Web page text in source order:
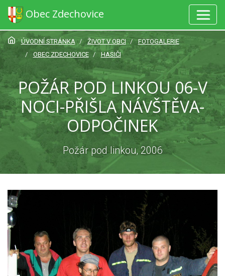
Obec Zdechovice
ÚVODNÍ STRÁNKA ŽIVOT V OBCI
FOTOGALERIE
OBEC ZDECHOVICE
HASIČI
POŽÁR POD LINKOU 06-V
NOCI-PŘIŠLA NÁVŠTĚVA-
ODPOČINEK
Požár pod linkou, 2006